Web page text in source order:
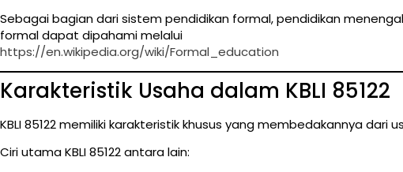
Sebagai bagian dari sistem pendidikan formal, pendidikan
formal dapat dipahami melalui
https://en.wikipedia.org/wiki/Formal_education
Karakteristik Usaha dalam KBLI 85122
KBLI 85122 memiliki karakteristik khusus yang membedakannya dari
Ciri utama KBLI 85122 antara lain: